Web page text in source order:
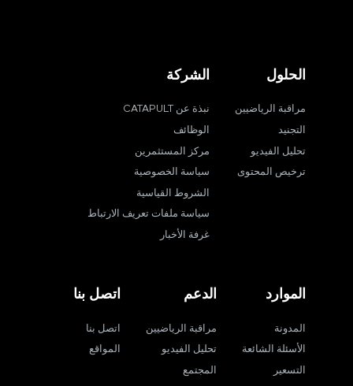
الحلول
مراقبة الرياضيين
التجنيد
تحليل الفيديو
ترخيص المحتوى
الشركة
نبذة عن CATAPULT
الوظائف
مركز المستثمرين
سياسة الخصوصية
الشروط القياسية
سياسة ملفات تعريف الارتباط
غرفة الأخبار
الموارد
المدونة
الأسئلة الشائعة
التسعير
الدعم
مراقبة الرياضيين
تحليل الفيديو
المجتمع
اتصل بنا
اتصل بنا
المواقع